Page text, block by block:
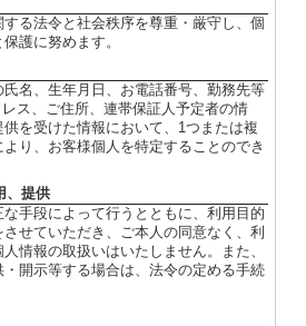
る法令と社会秩序を尊重・厳守し、個
護に努めます。
名、生年月日、お電話番号、勤務先等
ス、ご住所、連帯保証人予定者の情
を受けた情報において、1つまたは複
り、お客様個人を特定することのでき
、提供
手段によって行うとともに、利用目的
せていただき、ご本人の同意なく、利
情報の取扱いはいたしません。また、
開示等する場合は、法令の定める手続